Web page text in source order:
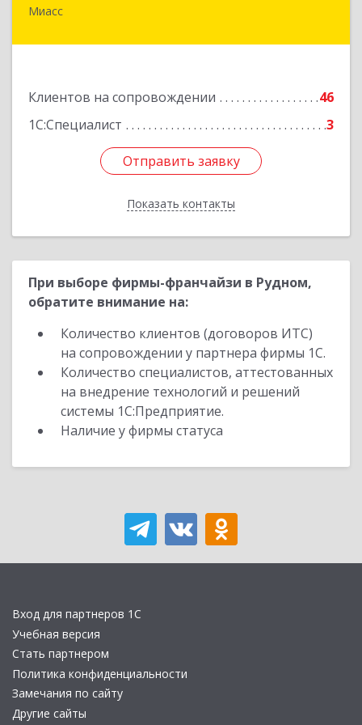
Миасс
Клиентов на сопровождении
46
1С:Специалист
3
Отправить заявку
Показать контакты
456318, Челябинская обл, Миасс г, Жуковского
Отправить заявку
Назад
При выборе фирмы-франчайзи в Рудном,
обратите внимание на:
Количество клиентов (договоров ИТС)
на сопровождении у партнера фирмы 1С.
Количество специалистов, аттестованных
на внедрение технологий и решений
системы 1С:Предприятие.
Наличие у фирмы статуса
Вход для партнеров 1С
Учебная версия
Стать партнером
Политика конфиденциальности
Замечания по сайту
Другие сайты